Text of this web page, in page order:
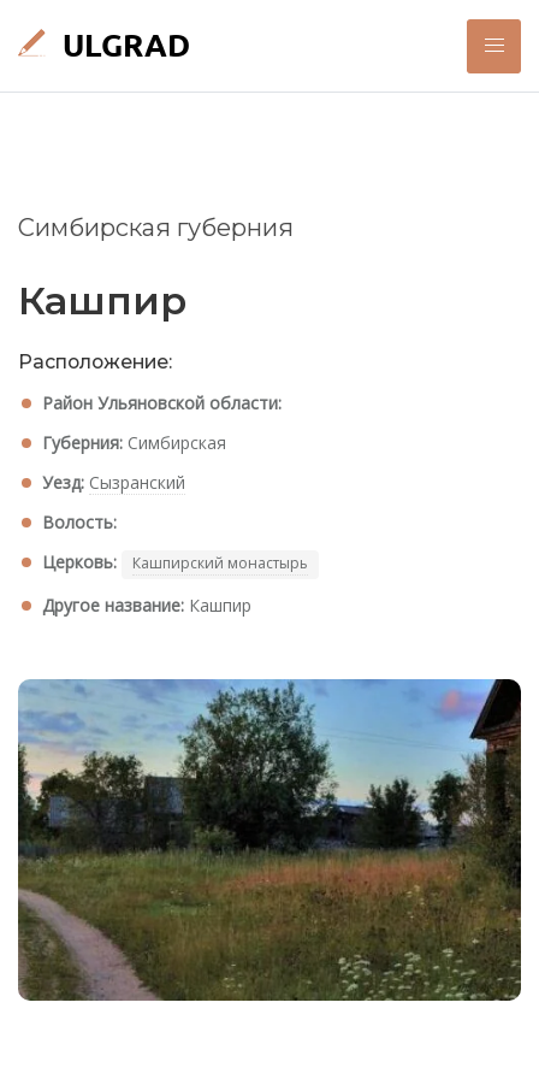
Симбирская губерния
Кашпир
Расположение:
Район Ульяновской области:
Губерния: Симбирская
Уезд: Сызранский
Волость:
Церковь:
Кашпирский монастырь
Другое название: Кашпир